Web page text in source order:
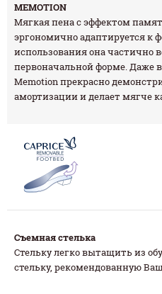
MEMOTION
Мягкая пена с эффектом
эргономично адаптируется к
использования она частично
первоначальной форме. Даже
Memotion прекрасно
амортизации и делает мягче
Съемная стелька
Стельку легко вытащить из
стельку, рекомендованную